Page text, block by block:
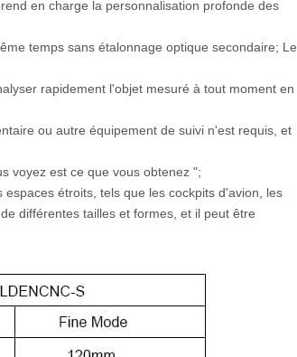
en charge la personnalisation profonde des
temps sans étalonnage optique secondaire; Le
rapidement l'objet mesuré à tout moment en
ou autre équipement de suivi n'est requis, et
voyez est ce que vous obtenez ";
étroits, tels que les cockpits d'avion, les
différentes tailles et formes, et il peut être